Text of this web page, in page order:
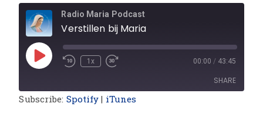
Radio Maria Podcast
Verstillen bij Maria
1x 00:00 / 43:45
SHARE
Subscribe: Spotify | iTunes